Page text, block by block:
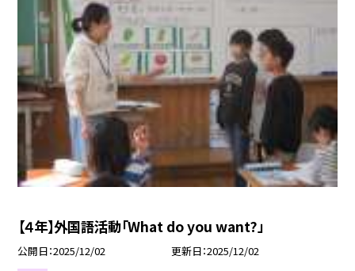
【４年】外国語活動「What do you want?」
公開日 2025/12/02 更新日 2025/12/02